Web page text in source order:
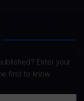
Enter your
first to know.